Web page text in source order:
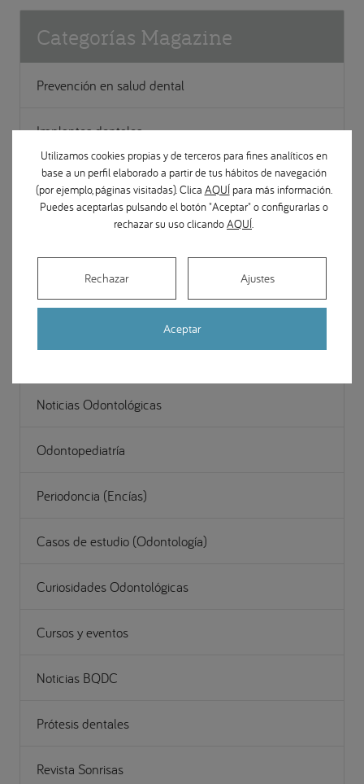
Categorías Magazine
Prevención en salud dental
Implantes dentales
Ortodoncia
Apariciones en medios
Estética y restauración dental
Noticias Odontológicas
Odontopediatría
Periodoncia (Encías)
Casos de estudio (Odontología)
Curiosidades Odontológicas
Cursos y eventos
Noticias BQDC
Prótesis dentales
Revista Sonrisas
Utilizamos cookies propias y de terceros para fines analíticos en
base a un perfil elaborado a partir de tus hábitos de navegación
(por ejemplo, páginas visitadas). Clica AQUÍpara más información.
Puedes aceptarlas pulsando el botón "Aceptar" o configurarlas o
rechazar su uso clicandoAQUÍ.
Aceptar
Rechazar Ajustes